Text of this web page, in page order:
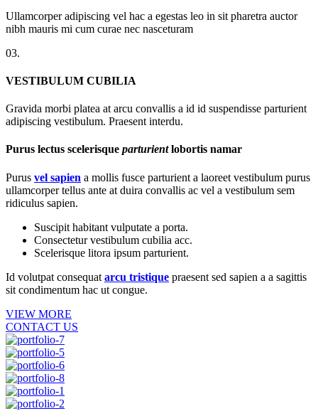
Ullamcorper adipiscing vel hac a egestas leo in sit pharetra auctor
nibh mauris mi cum curae nec nasceturam
03.
VESTIBULUM CUBILIA
Gravida morbi platea at arcu convallis a id id suspendisse parturient
adipiscing vestibulum. Praesent interdu.
Purus lectus scelerisque parturientlobortis namar
Purus vel sapien a mollis fusce parturient a laoreet vestibulum purus
ullamcorper tellus ante at duira convallis ac vel a vestibulum sem
ridiculus sapien.
Suscipit habitant vulputate a porta.
Consectetur vestibulum cubilia acc.
Scelerisque litora ipsum parturient.
Id volutpat consequat arcu tristique praesent sed sapien a a sagittis
sit condimentum hac ut congue.
VIEW MORE
CONTACT US